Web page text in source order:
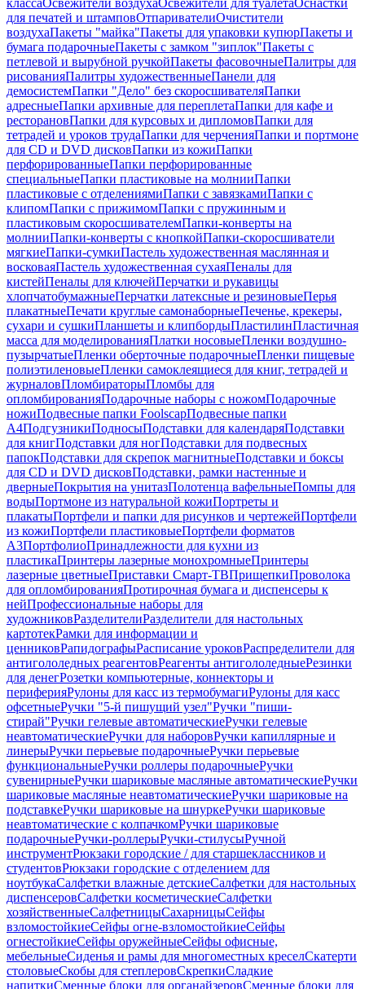
классаОсвежители воздухаОсвежители для туалетаОснастки
для печатей и штамповОтпаривателиОчистители
воздухаПакеты "майка"Пакеты для упаковки купюрПакеты и
бумага подарочныеПакеты с замком "зиплок"Пакеты с
петлевой и вырубной ручкойПакеты фасовочныеПалитры для
рисованияПалитры художественныеПанели для
демосистемПапки "Дело" без скоросшивателяПапки
адресныеПапки архивные для переплетаПапки для кафе и
ресторановПапки для курсовых и дипломовПапки для
тетрадей и уроков трудаПапки для черченияПапки и портмоне
для CD и DVD дисковПапки из кожиПапки
перфорированныеПапки перфорированные
специальныеПапки пластиковые на молнииПапки
пластиковые с отделениямиПапки с завязкамиПапки с
клипомПапки с прижимомПапки с пружинным и
пластиковым скоросшивателемПапки-конверты на
молнииПапки-конверты с кнопкойПапки-скоросшиватели
мягкиеПапки-сумкиПастель художественная маслянная и
восковаяПастель художественная сухаяПеналы для
кистейПеналы для ключейПерчатки и рукавицы
хлопчатобумажныеПерчатки латексные и резиновыеПерья
плакатныеПечати круглые самонаборныеПеченье, крекеры,
сухари и сушкиПланшеты и клипбордыПластилинПластичная
масса для моделированияПлатки носовыеПленки воздушно-
пузырчатыеПленки оберточные подарочныеПленки пищевые
полиэтиленовыеПленки самоклеящиеся для книг, тетрадей и
журналовПломбираторыПломбы для
опломбированияПодарочные наборы с ножомПодарочные
ножиПодвесные папки FoolscapПодвесные папки
А4ПодгузникиПодносыПодставки для календаряПодставки
для книгПодставки для ногПодставки для подвесных
папокПодставки для скрепок магнитныеПодставки и боксы
для CD и DVD дисковПодставки, рамки настенные и
дверныеПокрытия на унитазПолотенца вафельныеПомпы для
водыПортмоне из натуральной кожиПортреты и
плакатыПортфели и папки для рисунков и чертежейПортфели
из кожиПортфели пластиковыеПортфели форматов
А3ПортфолиоПринадлежности для кухни из
пластикаПринтеры лазерные монохромныеПринтеры
лазерные цветныеПриставки Смарт-ТВПрищепкиПроволока
для опломбированияПротирочная бумага и диспенсеры к
нейПрофессиональные наборы для
художниковРазделителиРазделители для настольных
картотекРамки для информации и
ценниковРапидографыРасписание уроковРаспределители для
антигололедных реагентовРеагенты антигололедныеРезинки
для денегРозетки компьютерные, коннекторы и
периферияРулоны для касс из термобумагиРулоны для касс
офсетныеРучки "5-й пишущий узел"Ручки "пиши-
стирай"Ручки гелевые автоматическиеРучки гелевые
неавтоматическиеРучки для наборовРучки капиллярные и
линерыРучки перьевые подарочныеРучки перьевые
функциональныеРучки роллеры подарочныеРучки
сувенирныеРучки шариковые масляные автоматическиеРучки
шариковые масляные неавтоматическиеРучки шариковые на
подставкеРучки шариковые на шнуркеРучки шариковые
неавтоматические с колпачкомРучки шариковые
подарочныеРучки-роллерыРучки-стилусыРучной
инструментРюкзаки городские / для старшеклассников и
студентовРюкзаки городские с отделением для
ноутбукаСалфетки влажные детскиеСалфетки для настольных
диспенсеровСалфетки косметическиеСалфетки
хозяйственныеСалфетницыСахарницыСейфы
взломостойкиеСейфы огне-взломостойкиеСейфы
огнестойкиеСейфы оружейныеСейфы офисные,
мебельныеСиденья и рамы для многоместных креселСкатерти
столовыеСкобы для степлеровСкрепкиСладкие
напиткиСменные блоки для органайзеровСменные блоки для